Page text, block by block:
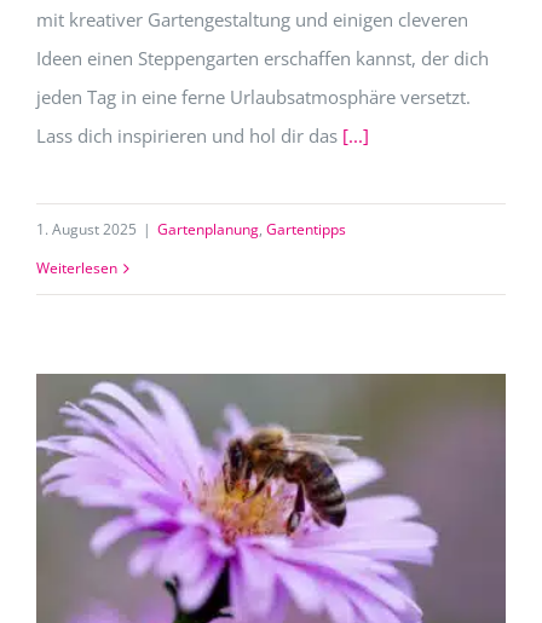
mit kreativer Gartengestaltung und einigen cleveren
Ideen einen Steppengarten erschaffen kannst, der dich
jeden Tag in eine ferne Urlaubsatmosphäre versetzt.
Lass dich inspirieren und hol dir das [...]
1. August 2025 | Gartenplanung, Gartentipps
Weiterlesen